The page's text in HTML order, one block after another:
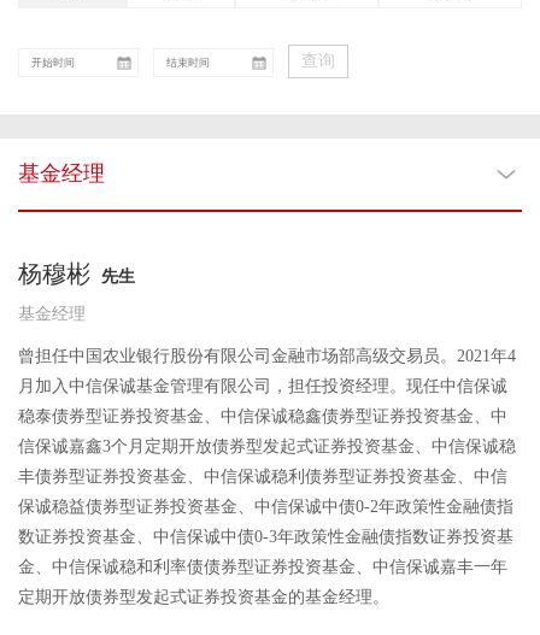
查询
基金经理
杨穆彬 先生
基金经理
曾担任中国农业银行股份有限公司金融市场部高级交易员。2021年4
月加入中信保诚基金管理有限公司，担任投资经理。现任中信保诚
稳泰债券型证券投资基金、中信保诚稳鑫债券型证券投资基金、中
信保诚嘉鑫3个月定期开放债券型发起式证券投资基金、中信保诚稳
丰债券型证券投资基金、中信保诚稳利债券型证券投资基金、中信
保诚稳益债券型证券投资基金、中信保诚中债0-2年政策性金融债指
数证券投资基金、中信保诚中债0-3年政策性金融债指数证券投资基
金、中信保诚稳和利率债债券型证券投资基金、中信保诚嘉丰一年
定期开放债券型发起式证券投资基金的基金经理。